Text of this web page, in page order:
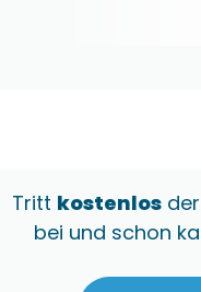
Tritt kostenlos der
bei und schon